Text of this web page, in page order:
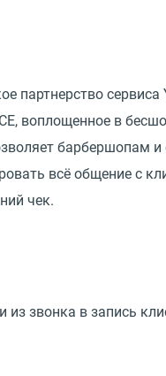
партнерство сервиса
воплощенное в
барбершопам
всё общение с
чек.
из звонка в запись